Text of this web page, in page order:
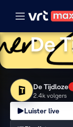
Naar
menu
De
Tijdloze
De
De Tijdloze
2.4k volgers
Luister live